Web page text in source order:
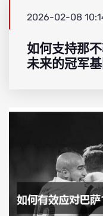
2026-02-08
如何支持那
未来的冠军